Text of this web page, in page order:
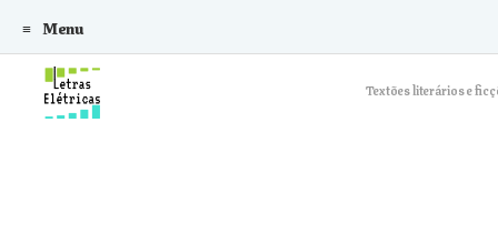
Textões literários e
Menu
Skip to content